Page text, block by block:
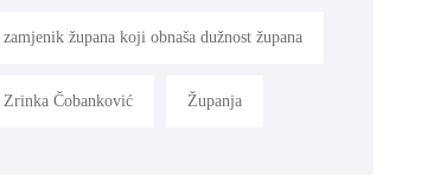
zamjenik župana koji obnaša dužnost župana
Zrinka Čobanković Županja